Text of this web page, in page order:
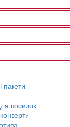
пакети
посилок